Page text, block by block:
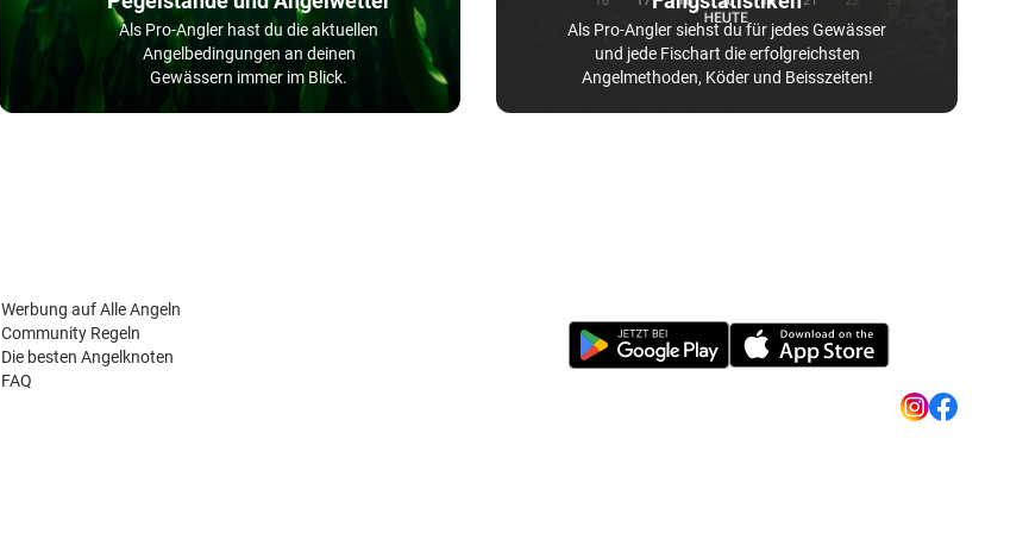
Als Pro-Angler hast du die aktuellen
Angelbedingungen an deinen
Gewässern immer im Blick.
Als Pro-Angler siehst du für jedes Gewässer
und jede Fischart die erfolgreichsten
Angelmethoden, Köder und Beisszeiten!
Werbung auf Alle Angeln
Community Regeln
Die besten Angelknoten
FAQ